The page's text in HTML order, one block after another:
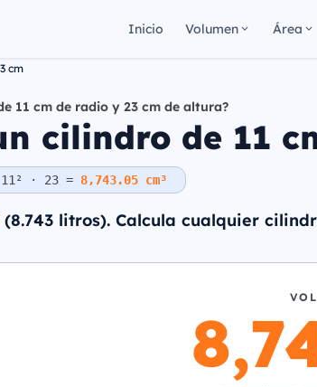
Inicio Volumen Área
cm
11 cm de radio y 23 cm de altura?
cilindro de 11
· 23 = 8,743.05 cm³
(8.743 litros). Calcula cualquier